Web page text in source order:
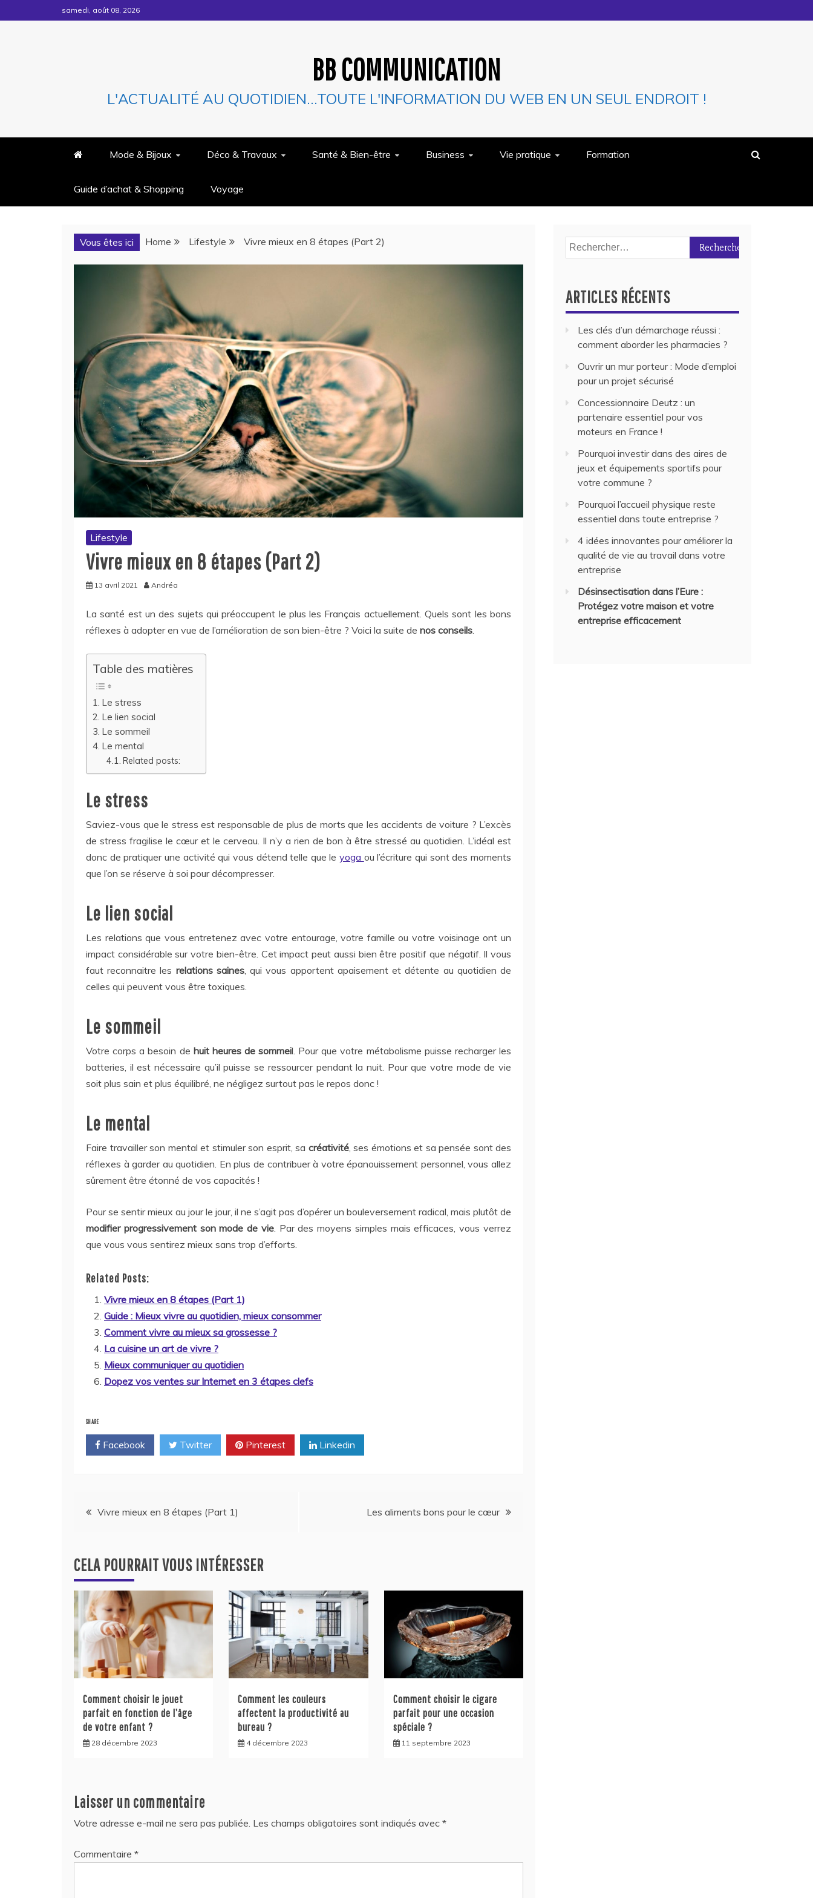
to
samedi, août 08, 2026
BB COMMUNICATION
L'ACTUALITÉ AU QUOTIDIEN…TOUTE L'INFORMATION DU WEB EN UN SEUL ENDROIT !
Mode & Bijoux Déco & Travaux Santé & Bien-être Business Vie pratique Formation
Guide d’achat & Shopping Voyage
Vous êtes ici Home Lifestyle Vivre mieux en 8 étapes (Part 2)
Lifestyle
Vivre mieux en 8 étapes (Part 2)
13 avril 2021 Andréa
La santé est un des sujets qui préoccupent le plus les Français actuellement. Quels sont les bons
réflexes à adopter en vue de l’amélioration de son bien-être ? Voici la suite de nos conseils
Table des matières
Le stress
Le lien social
Le sommeil
Le mental
Related posts:
Le stress
Saviez-vous que le stress est responsable de plus de morts que les accidents de voiture ? L’excès
de stress fragilise le cœur et le cerveau. Il n’y a rien de bon à être stressé au quotidien. L’idéal est
donc de pratiquer une activité qui vous détend telle que leyoga ou l’écriture qui sont des moments
que l’on se réserve à soi pour décompresser.
Le lien social
Les relations que vous entretenez avec votre entourage, votre famille ou votre voisinage ont un
impact considérable sur votre bien-être. Cet impact peut aussi bien être positif que négatif. Il vous
faut reconnaitre les relations saines, qui vous apportent apaisement et détente au quotidien de
celles qui peuvent vous être toxiques.
Le sommeil
Votre corps a besoin de huit heures de sommeil. Pour que votre métabolisme puisse recharger les
batteries, il est nécessaire qu’il puisse se ressourcer pendant la nuit. Pour que votre mode de vie
soit plus sain et plus équilibré, ne négligez surtout pas le repos donc !
Le mental
Faire travailler son mental et stimuler son esprit, sa créativité, ses émotions et sa pensée sont des
réflexes à garder au quotidien. En plus de contribuer à votre épanouissement personnel, vous allez
sûrement être étonné de vos capacités !
Pour se sentir mieux au jour le jour, il ne s’agit pas d’opérer un bouleversement radical, mais plutôt de
modifier progressivement son mode de vie. Par des moyens simples mais efficaces, vous verrez
que vous vous sentirez mieux sans trop d’efforts.
Related Posts:
Vivre mieux en 8 étapes (Part 1)
Guide : Mieux vivre au quotidien, mieux consommer
Comment vivre au mieux sa grossesse ?
La cuisine un art de vivre ?
Mieux communiquer au quotidien
Dopez vos ventes sur Internet en 3 étapes clefs
SHARE
Facebook Twitter Pinterest Linkedin
Navigation
l’article
Vivre mieux en 8 étapes (Part 1) Les aliments bons pour le cœur
CELA POURRAIT VOUS INTÉRESSER
Comment choisir le jouet
parfait en fonction de l’âge
de votre enfant ?
28 décembre 2023
Comment les couleurs
affectent la productivité au
bureau ?
4 décembre 2023
Comment choisir le cigare
parfait pour une occasion
spéciale ?
11 septembre 2023
Laisser un commentaire
Votre adresse e-mail ne sera pas publiée. Les champs obligatoires sont indiqués avec *
Commentaire *
Rechercher :
ARTICLES RÉCENTS
Les clés d’un démarchage réussi :
comment aborder les pharmacies ?
Ouvrir un mur porteur : Mode d’emploi
pour un projet sécurisé
Concessionnaire Deutz : un
partenaire essentiel pour vos
moteurs en France !
Pourquoi investir dans des aires de
jeux et équipements sportifs pour
votre commune ?
Pourquoi l’accueil physique reste
essentiel dans toute entreprise ?
4 idées innovantes pour améliorer la
qualité de vie au travail dans votre
entreprise
Désinsectisation dans l’Eure :
Protégez votre maison et votre
entreprise efficacement